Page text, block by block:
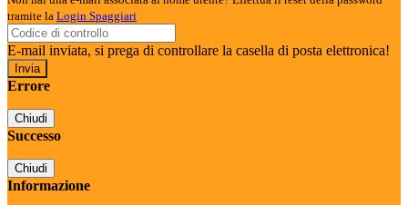
tramite la Login Spaggiari
E-mail inviata, si prega di controllare la casella di posta elettronica!
Errore
Chiudi
Successo
Chiudi
Informazione